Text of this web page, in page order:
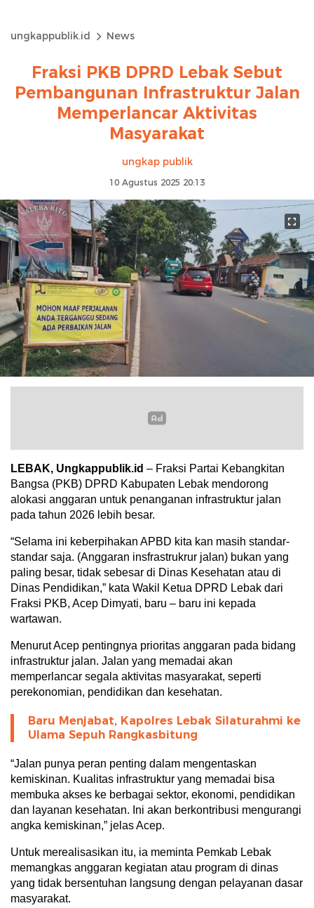
ungkappublik.id News
Fraksi PKB DPRD Lebak Sebut
Pembangunan Infrastruktur Jalan
Memperlancar Aktivitas
Masyarakat
ungkap publik
10 Agustus 2025 20:13
LEBAK, Ungkappublik.id – Fraksi Partai Kebangkitan
Bangsa (PKB) DPRD Kabupaten Lebak mendorong
alokasi anggaran untuk penanganan infrastruktur jalan
pada tahun 2026 lebih besar.
“Selama ini keberpihakan APBD kita kan masih standar-
standar saja. (Anggaran insfrastrukrur jalan) bukan yang
paling besar, tidak sebesar di Dinas Kesehatan atau di
Dinas Pendidikan,” kata Wakil Ketua DPRD Lebak dari
Fraksi PKB, Acep Dimyati, baru – baru ini kepada
wartawan.
Menurut Acep pentingnya prioritas anggaran pada bidang
infrastruktur jalan. Jalan yang memadai akan
memperlancar segala aktivitas masyarakat, seperti
perekonomian, pendidikan dan kesehatan.
Baru Menjabat, Kapolres Lebak Silaturahmi ke
Ulama Sepuh Rangkasbitung
“Jalan punya peran penting dalam mengentaskan
kemiskinan. Kualitas infrastruktur yang memadai bisa
membuka akses ke berbagai sektor, ekonomi, pendidikan
dan layanan kesehatan. Ini akan berkontribusi mengurangi
angka kemiskinan,” jelas Acep.
Untuk merealisasikan itu, ia meminta Pemkab Lebak
memangkas anggaran kegiatan atau program di dinas
yang tidak bersentuhan langsung dengan pelayanan dasar
masyarakat.